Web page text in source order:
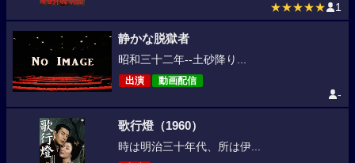
★★★★★ 1
静かな脱獄者
昭和三十二年--土砂降り...
出演 動画配信
-
歌行燈（1960）
時は明治三十年代、所は伊...